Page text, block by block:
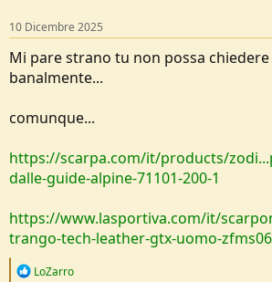
10 Dicembre 2025
Mi pare strano tu non possa
banalmente...
comunque...
https://scarpa.com/it/products/
dalle-guide-alpine-71101-200-1
https://www.lasportiva.com/it/
trango-tech-leather-gtx-uomo-
RLoZarro